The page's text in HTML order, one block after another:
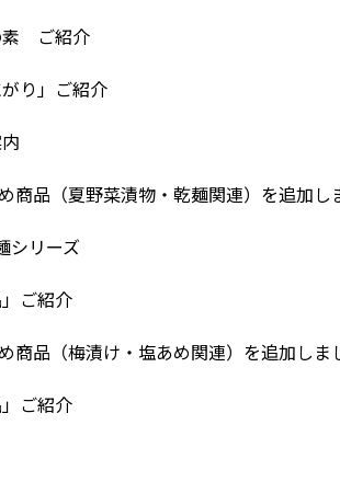
素 ご紹介
り」ご紹介
商品（夏野菜漬物・乾麺関連）を追加し
シリーズ
ご紹介
商品（梅漬け・塩あめ関連）を追加しま
ご紹介